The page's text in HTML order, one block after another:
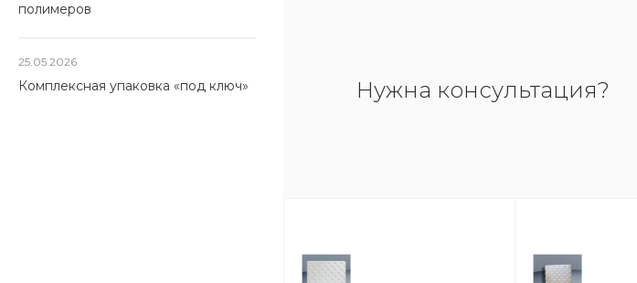
полимеров
25.05.2026
Комплексная упаковка «под ключ» Нужна консультация?